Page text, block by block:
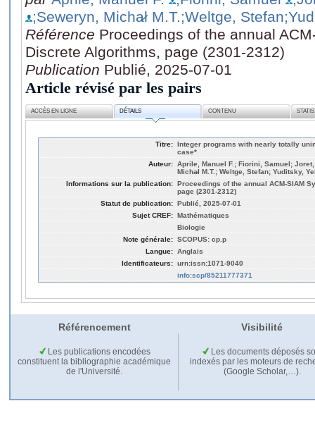
;Seweryn, Micha̷l M.T.;Weltge, Stefan
Référence Proceedings of the annual
Discrete Algorithms, page (2301-2312)
Publication Publié, 2025-07-01
Article révisé par les pairs
ACCÈS EN LIGNE DÉTAILS CONTENU
Titre: Integer programs with nearly totally
case*
Auteur: Aprile, Manuel F.; Fiorini, Samuel;
Micha̷l M.T.; Weltge, Stefan; Yuditsky,
Informations sur la publication: Proceedings of the annual ACM-SIAM
page (2301-2312)
Statut de publication: Publié, 2025-07-01
Sujet CREF: Mathématiques
Biologie
Note générale: SCOPUS: cp.p
Langue: Anglais
Identificateurs: urn:issn:1071-9040
info:scp/85211777371
Référencement Visibilité
Les publications encodées
constituent la bibliographie académique
de l'Université.
Les documents déposés
indexés par les moteurs de
(Google Scholar,…).